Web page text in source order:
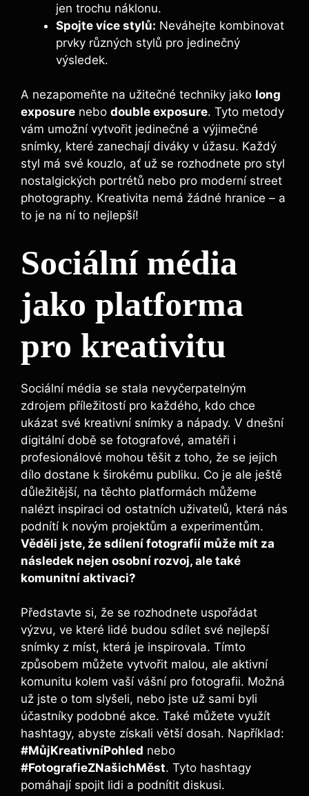
jen trochu náklonu.
Spojte více stylů: Neváhejte kombinovat
prvky různých stylů pro jedinečný
výsledek.
A nezapomeňte na užitečné techniky jako long
exposure nebo double exposure. Tyto metody
vám umožní vytvořit jedinečné a výjimečné
snímky, které zanechají diváky v úžasu. Každý
styl má své kouzlo, ať už se rozhodnete pro styl
nostalgických portrétů nebo pro moderní street
photography. Kreativita nemá žádné hranice – a
to je na ní to nejlepší!
Sociální média
jako platforma
pro kreativitu
Sociální média se stala nevyčerpatelným
zdrojem příležitostí pro každého, kdo chce
ukázat své kreativní snímky a nápady. V dnešní
digitální době se fotografové, amatéři i
profesionálové mohou těšit z toho, že se jejich
dílo dostane k širokému publiku. Co je ale ještě
důležitější, na těchto platformách můžeme
nalézt inspiraci od ostatních uživatelů, která nás
podnítí k novým projektům a experimentům.
Věděli jste, že sdílení fotografií může mít za
následek nejen osobní rozvoj, ale také
komunitní aktivaci?
Představte si, že se rozhodnete uspořádat
výzvu, ve které lidé budou sdílet své nejlepší
snímky z míst, která je inspirovala. Tímto
způsobem můžete vytvořit malou, ale aktivní
komunitu kolem vaší vášní pro fotografii. Možná
už jste o tom slyšeli, nebo jste už sami byli
účastníky podobné akce. Také můžete využít
hashtagy, abyste získali větší dosah. Například:
#MůjKreativníPohled nebo
#FotografieZNašichMěst. Tyto hashtagy
pomáhají spojit lidi a podnítit diskusi.